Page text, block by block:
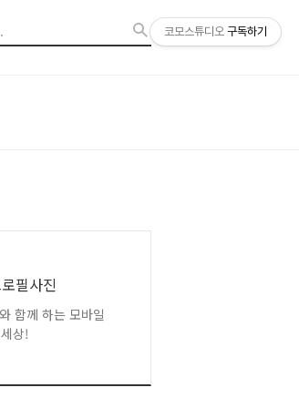
함께 하는 모바일
세상!
코모스튜디오 구독하기